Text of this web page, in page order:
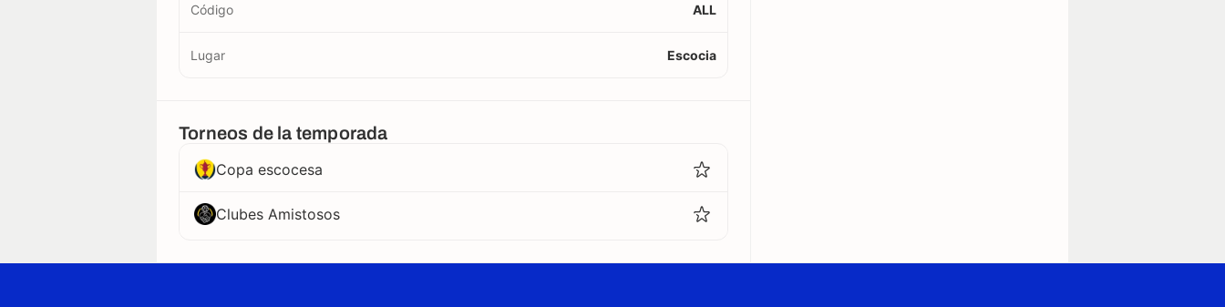
Código ALL
Lugar Escocia
Torneos de la temporada
Copa escocesa
Clubes Amistosos